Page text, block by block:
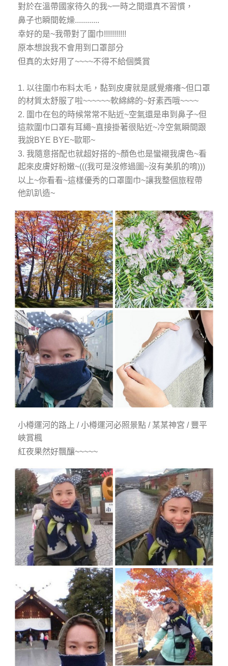
對於在溫帶國家待久的我~一時之間還真不習慣，
鼻子也瞬間乾燥............
幸好的是~我帶對了圍巾!!!!!!!!!!!
原本想說我不會用到口罩部分
但真的太好用了~~~~不得不給個獎賞
1. 以往圍巾布料太毛，黏到皮膚就是感覺癢癢~但口罩
的材質太舒服了啦~~~~~~軟綿綿的~好素西哦~~~~
2. 圍巾在包的時候常常不貼近~空氣還是串到鼻子~但
這款圍巾口罩有耳繩~直接掛著很貼近~冷空氣瞬間跟
我說BYE BYE~歐耶~
3. 我隨意搭配也就超好搭的~顏色也是蠻襯我膚色~看
起來皮膚好粉嫩~(((我可是沒修過圖~沒有美肌的唷)))
以上~你看看~這樣優秀的口罩圍巾~讓我整個旅程帶
他趴趴造~
小樽運河的路上 / 小樽運河必照景點 / 某某神宮 / 豐平
峽賞楓
紅夜果然好飄釀~~~~~